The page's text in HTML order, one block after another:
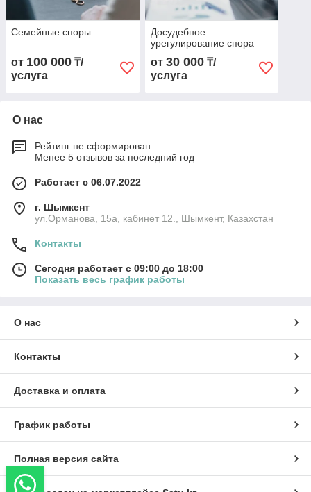
Семейные споры
от 100 000 ₸/
услуга
Досудебное
урегулирование спора
от 30 000₸/
услуга
О нас
Рейтинг не сформирован
Менее 5 отзывов за последний год
Работает с 06.07.2022
г. Шымкент
ул.Орманова, 15а, кабинет 12., Шымкент, Казахстан
Контакты
Сегодня работает с 09:00 до 18:00
Показать весь график работы
О нас
Контакты
Доставка и оплата
График работы
Полная версия сайта